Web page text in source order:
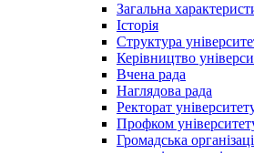
Загальна
Історія
Структура
Керівництво
Вчена рада
Наглядова рада
Ректорат
Профком
Громадська